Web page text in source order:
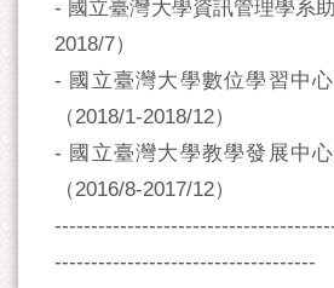
- 國立臺灣大學資訊管理學系
2018/7）
- 國立臺灣大學數位學習中
（2018/1-2018/12）
- 國立臺灣大學教學發展中
（2016/8-2017/12）
------------------------------------